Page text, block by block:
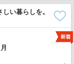
い暮らしを。